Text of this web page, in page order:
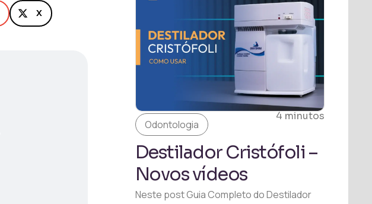
X
Odontologia
4 minutos
Destilador Cristófoli –
Novos vídeos
Neste post Guia Completo do Destilador